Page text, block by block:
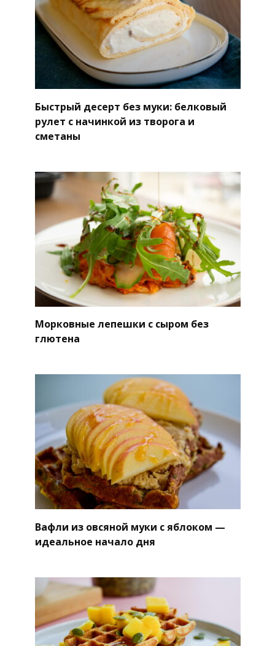
Быстрый десерт без муки: белковый
рулет с начинкой из творога и
сметаны
Морковные лепешки с сыром без
глютена
Вафли из овсяной муки с яблоком —
идеальное начало дня